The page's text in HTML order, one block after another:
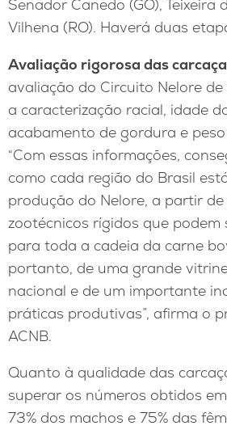
Senador Canedo (GO), Teixeira
Vilhena (RO). Haverá duas
Avaliação rigorosa das
avaliação do Circuito Nelore
a caracterização racial, idade
acabamento de gordura e
“Com essas informações,
como cada região do Brasil
produção do Nelore, a partir
zootécnicos rígidos que podem
para toda a cadeia da carne
portanto, de uma grande
nacional e de um importante
práticas produtivas”, afirma o
ACNB.
Quanto à qualidade das
superar os números obtidos
73% dos machos e 75% das